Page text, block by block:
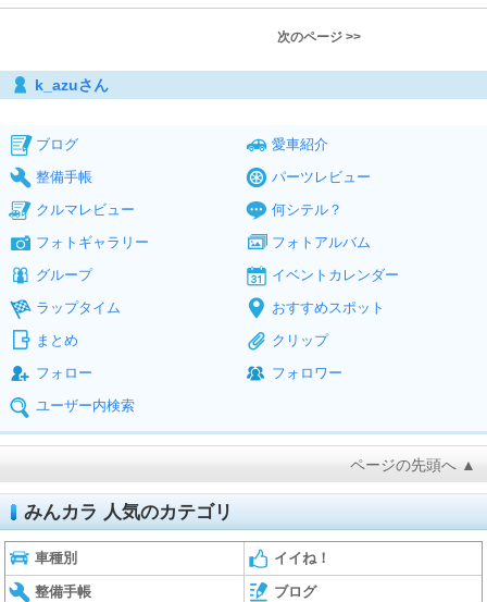
次のページ >>
k_azuさん
ブログ
愛車紹介
整備手帳
パーツレビュー
クルマレビュー
何シテル？
フォトギャラリー
フォトアルバム
グループ
イベントカレンダー
ラップタイム
おすすめスポット
まとめ
クリップ
フォロー
フォロワー
ユーザー内検索
ページの先頭へ ▲
みんカラ 人気のカテゴリ
車種別 イイね！
整備手帳 ブログ